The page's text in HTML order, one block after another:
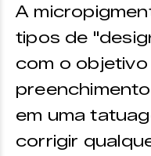
A
tipos de
com o
em uma
corrigir